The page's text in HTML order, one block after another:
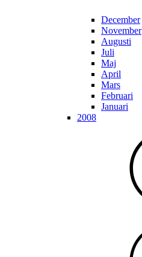
December
November
Augusti
Juli
Maj
April
Mars
Februari
Januari
2008